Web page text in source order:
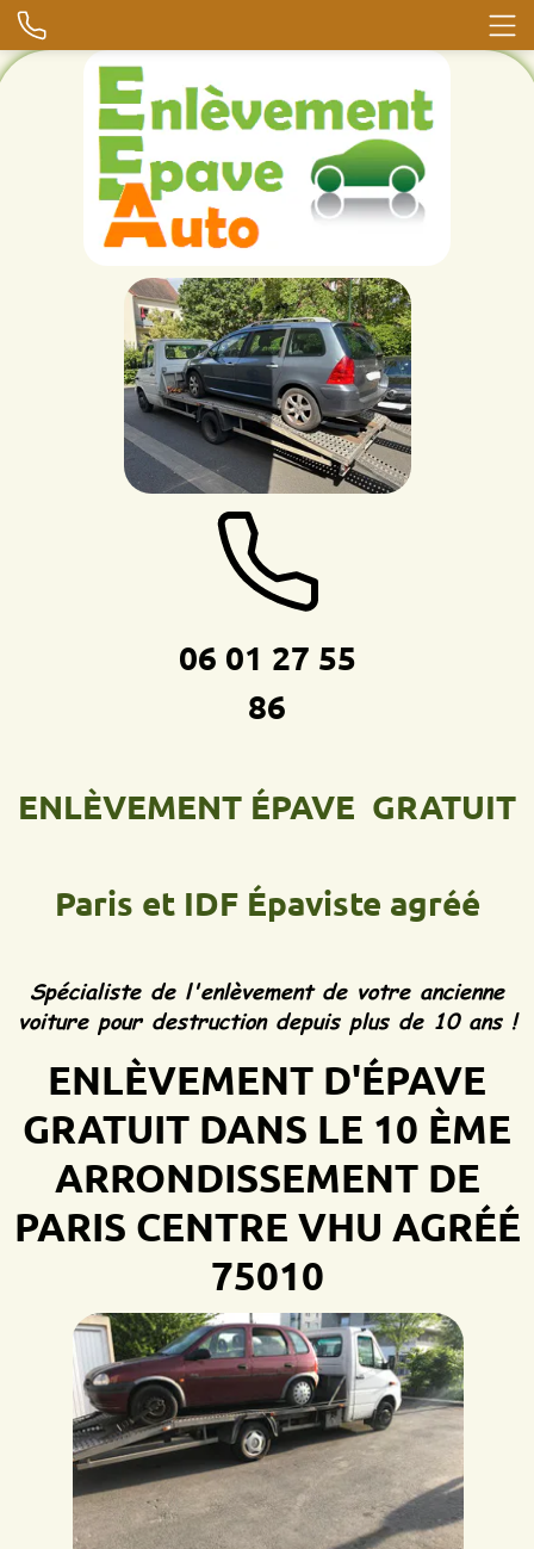
06 01 27 55
86
ENLÈVEMENT ÉPAVE GRATUIT
Paris et IDF Épaviste agréé
Spécialiste de l'enlèvement de votre ancienne
voiture pour destruction depuis plus de 10 ans !
ENLÈVEMENT D'ÉPAVE
GRATUIT DANS LE 10 ÈME
ARRONDISSEMENT DE
PARIS CENTRE VHU AGRÉÉ
75010